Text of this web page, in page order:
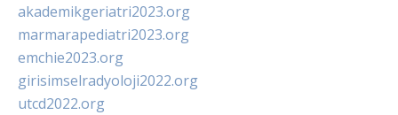
akademikgeriatri2023.org
marmarapediatri2023.org
emchie2023.org
girisimselradyoloji2022.org
utcd2022.org